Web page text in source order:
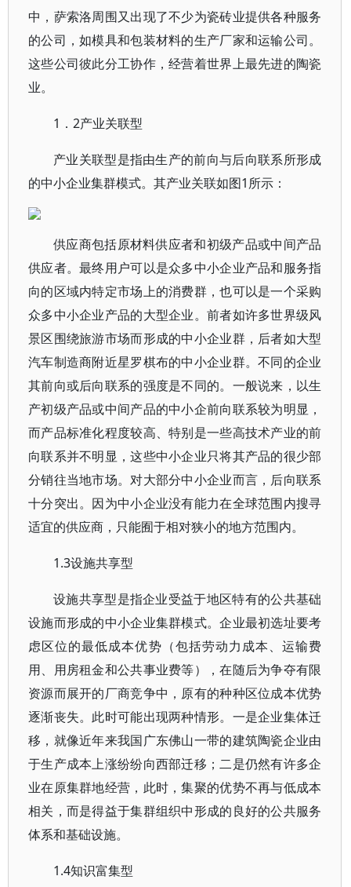
中，萨索洛周围又出现了不少为瓷砖业提供各种服务
的公司，如模具和包装材料的生产厂家和运输公司。
这些公司彼此分工协作，经营着世界上最先进的陶瓷
业。
1．2产业关联型
产业关联型是指由生产的前向与后向联系所形成
的中小企业集群模式。其产业关联如图1所示：
供应商包括原材料供应者和初级产品或中间产品
供应者。最终用户可以是众多中小企业产品和服务指
向的区域内特定市场上的消费群，也可以是一个采购
众多中小企业产品的大型企业。前者如许多世界级风
景区围绕旅游市场而形成的中小企业群，后者如大型
汽车制造商附近星罗棋布的中小企业群。不同的企业
其前向或后向联系的强度是不同的。一般说来，以生
产初级产品或中间产品的中小企前向联系较为明显，
而产品标准化程度较高、特别是一些高技术产业的前
向联系并不明显，这些中小企业只将其产品的很少部
分销往当地市场。对大部分中小企业而言，后向联系
十分突出。因为中小企业没有能力在全球范围内搜寻
适宜的供应商，只能囿于相对狭小的地方范围内。
1.3设施共享型
设施共享型是指企业受益于地区特有的公共基础
设施而形成的中小企业集群模式。企业最初选址要考
虑区位的最低成本优势（包括劳动力成本、运输费
用、用房租金和公共事业费等），在随后为争夺有限
资源而展开的厂商竞争中，原有的种种区位成本优势
逐渐丧失。此时可能出现两种情形。一是企业集体迁
移，就像近年来我国广东佛山一带的建筑陶瓷企业由
于生产成本上涨纷纷向西部迁移；二是仍然有许多企
业在原集群地经营，此时，集聚的优势不再与低成本
相关，而是得益于集群组织中形成的良好的公共服务
体系和基础设施。
1.4知识富集型